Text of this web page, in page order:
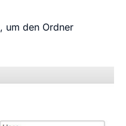
, um den Ordner